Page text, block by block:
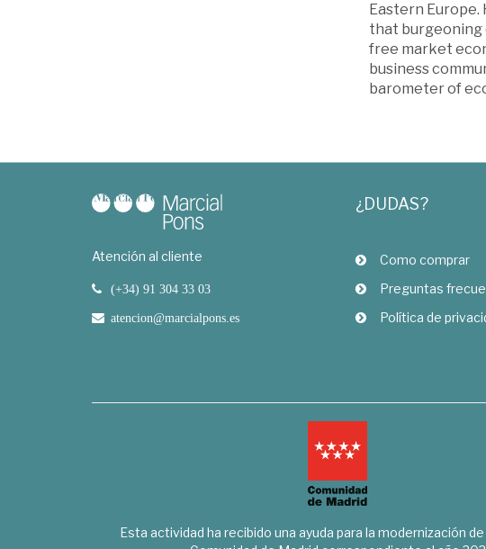
Eastern
that burgeoning
free market
business
barometer of
Atención al cliente
(+34) 91 304 33 03
atencion@marcialpons.es
¿DUDAS?
Como comprar
Preguntas
Política de
Esta actividad ha recibido una ayuda para la modernización